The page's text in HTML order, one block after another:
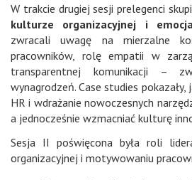
W trakcie drugiej sesji prelegenci
kulturze organizacyjnej i
zwracali uwagę na mierzalne
pracowników, rolę empatii w
transparentnej komunikacji –
wynagrodzeń. Case studies
HR i wdrażanie nowoczesnych
a jednocześnie wzmacniać kulturę
Sesja II poświęcona była roli
organizacyjnej i motywowaniu